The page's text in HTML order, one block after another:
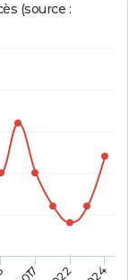
(source :